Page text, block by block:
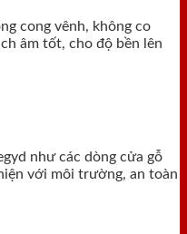
cong vênh, không co
âm tốt, cho độ bền lên
như các dòng cửa gỗ
với môi trường, an toàn